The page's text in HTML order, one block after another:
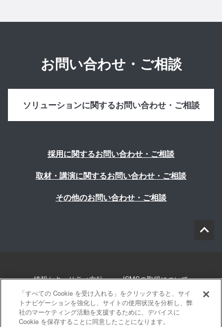
お問い合わせ・ご相談
ソリューションに関するお問い合わせ・ご相談
採用に関するお問い合わせ・ご相談
取材・講演に関するお問い合わせ・ご相談
その他のお問い合わせ・ご相談
情報セキュリティ方針 ISMSの取得について
個人情報について 勧誘方針 このサイトについて
サイトマップ
「すべての Cookie を受け入れる」をクリックすると、サイ
トナビゲーションを強化し、サイトの使用状況を分析し、弊
社のマーケティング活動を支援するために、デバイスに
Cookie を保存することに同意したことになります。